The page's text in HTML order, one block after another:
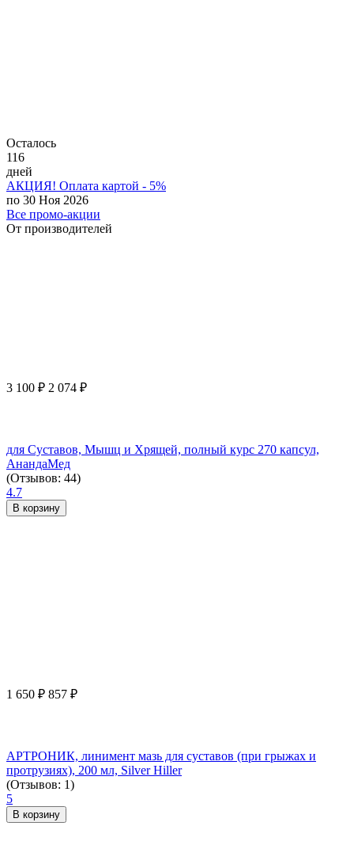
Осталось
116
дней
АКЦИЯ! Оплата картой - 5%
по 30 Ноя 2026
Все промо-акции
От производителей
3 100 ₽ 2 074 ₽
для Суставов, Мышц и Хрящей, полный курс 270 капсул,
АнандаМед
(Отзывов: 44)
4.7
В корзину
1 650 ₽ 857 ₽
АРТРОНИК, линимент мазь для суставов (при грыжах и
протрузиях), 200 мл, Silver Hiller
(Отзывов: 1)
5
В корзину